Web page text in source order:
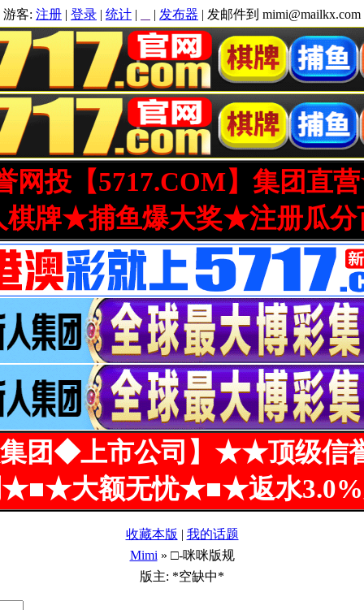
游客: 注册 | 登录 | 统计 | | 发布器 | 发邮件到 mimi@mailkx.com
网投【5717.COM】集团直
牌★捕鱼爆大奖★注册瓜分
集团◆上市公司】★★顶级信
★■★大额无忧★■★返水
收藏本版 | 我的话题
Mimi » □-咪咪版规
版主: *空缺中*